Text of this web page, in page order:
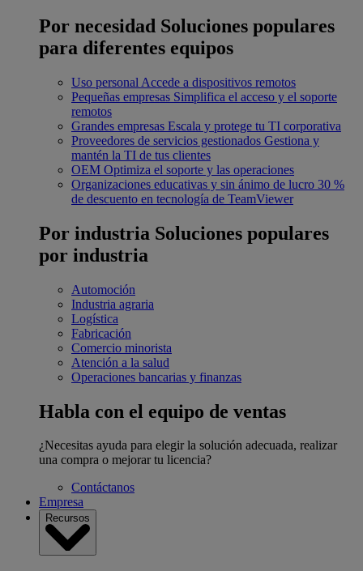
Por necesidad Soluciones populares
para diferentes equipos
Uso personal Accede a dispositivos remotos
Pequeñas empresas Simplifica el acceso y el soporte
remotos
Grandes empresas Escala y protege tu TI corporativa
Proveedores de servicios gestionados Gestiona y
mantén la TI de tus clientes
OEM Optimiza el soporte y las operaciones
Organizaciones educativas y sin ánimo de lucro 30 %
de descuento en tecnología de TeamViewer
Por industria Soluciones populares
por industria
Automoción
Industria agraria
Logística
Fabricación
Comercio minorista
Atención a la salud
Operaciones bancarias y finanzas
Habla con el equipo de ventas
¿Necesitas ayuda para elegir la solución adecuada, realizar
una compra o mejorar tu licencia?
Contáctanos
Empresa
Recursos